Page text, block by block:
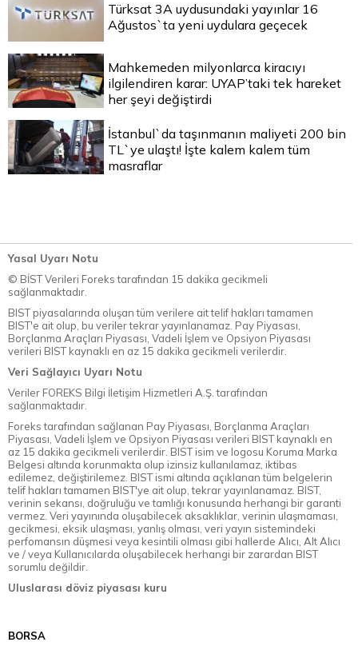
Türksat 3A uydusundaki yayınlar 16
Ağustos`ta yeni uydulara geçecek
Mahkemeden milyonlarca kiracıyı
ilgilendiren karar: UYAP’taki tek hareket
her şeyi değiştirdi
İstanbul`da taşınmanın maliyeti 200 bin
TL`ye ulaştı! İşte kalem kalem tüm
masraflar
Yasal Uyarı Notu
© BİST Verileri Foreks tarafından 15 dakika gecikmeli
sağlanmaktadır.
BIST piyasalarında oluşan tüm verilere ait telif hakları tamamen
BIST'e ait olup, bu veriler tekrar yayınlanamaz. Pay Piyasası,
Borçlanma Araçları Piyasası, Vadeli İşlem ve Opsiyon Piyasası
verileri BIST kaynaklı en az 15 dakika gecikmeli verilerdir.
Veri Sağlayıcı Uyarı Notu
Veriler FOREKS Bilgi İletişim Hizmetleri A.Ş. tarafından
sağlanmaktadır.
Foreks tarafından sağlanan Pay Piyasası, Borçlanma Araçları
Piyasası, Vadeli İşlem ve Opsiyon Piyasası verileri BIST kaynaklı en
az 15 dakika gecikmeli verilerdir. BIST isim ve logosu Koruma Marka
Belgesi altında korunmakta olup izinsiz kullanılamaz, iktibas
edilemez, değiştirilemez. BIST ismi altında açıklanan tüm belgelerin
telif hakları tamamen BIST'ye ait olup, tekrar yayınlanamaz. BIST,
verinin sekansı, doğruluğu ve tamlığı konusunda herhangi bir garanti
vermez. Veri yayınında oluşabilecek aksaklıklar, verinin ulaşmaması,
gecikmesi, eksik ulaşması, yanlış olması, veri yayın sistemindeki
perfomansın düşmesi veya kesintili olması gibi hallerde Alıcı, Alt Alıcı
ve / veya Kullanıcılarda oluşabilecek herhangi bir zarardan BIST
sorumlu değildir.
Uluslarası döviz piyasası kuru
BORSA